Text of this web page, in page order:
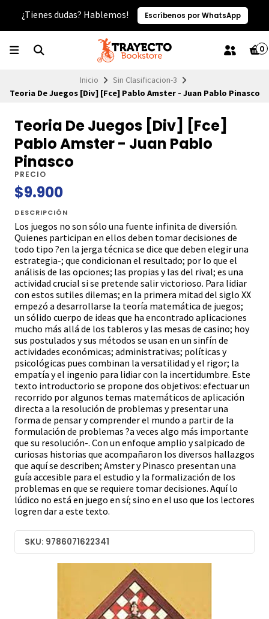
¿Tienes dudas? Hablemos! Escríbenos por WhatsApp
0
Inicio
Sin Clasificacion-3
Teoria De Juegos [Div] [Fce] Pablo Amster - Juan Pablo Pinasco
Teoria De Juegos [Div] [Fce]
Pablo Amster - Juan Pablo
Pinasco
PRECIO
$9.900
DESCRIPCIÓN
Los juegos no son sólo una fuente infinita de diversión.
Quienes participan en ellos deben tomar decisiones de
todo tipo ?en la jerga técnica se dice que deben elegir una
estrategia-; que condicionan el resultado; por lo que el
análisis de las opciones; las propias y las del rival; es una
actividad crucial si se pretende salir victorioso. Para lidiar
con estos sutiles dilemas; en la primera mitad del siglo XX
empezó a desarrollarse la teoría matemática de juegos;
un sólido cuerpo de ideas que ha encontrado aplicaciones
mucho más allá de los tableros y las mesas de casino; hoy
sus postulados y sus métodos se usan en un sinfín de
actividades económicas; administrativas; políticas y
psicológicas pues combinan la versatilidad y el rigor; la
empatía y el ingenio para lidiar con la incertidumbre. Este
texto introductorio se propone dos objetivos: efectuar un
recorrido por algunos temas matemáticos de aplicación
directa a la resolución de problemas y presentar una
forma de pensar y comprender el mundo a partir de la
formulación de problemas ?a veces algo más importante
que su resolución-. Con un enfoque amplio y salpicado de
curiosas historias que acompañaron los diversos hallazgos
que aquí se describen; Amster y Pinasco presentan una
guía accesible para el estudio y la formalización de los
problemas en que se requiere tomar decisiones. Aquí lo
lúdico no está en juego en sí; sino en el uso que los lectores
logren dar a este texto.
SKU: 9786071622341